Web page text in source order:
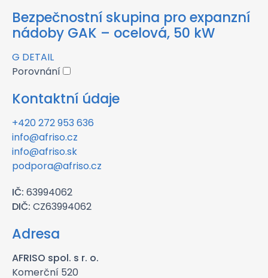
Bezpečnostní skupina pro expanzní
nádoby GAK – ocelová, 50 kW
G DETAIL
Porovnání
Kontaktní údaje
+420 272 953 636
info@afriso.cz
info@afriso.sk
podpora@afriso.cz
IČ: 63994062
DIČ: CZ63994062
Adresa
AFRISO spol. s r. o.
Komerční 520